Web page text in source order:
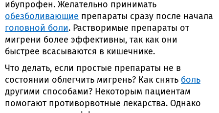
ибупрофен. Желательно принимать
обезболивающие препараты сразу после начала
головной боли. Растворимые препараты от
мигрени более эффективны, так как они
быстрее всасываются в кишечнике.
Что делать, если простые препараты не в
состоянии облегчить мигрень? Как снять боль
другими способами? Некоторым пациентам
помогают противорвотные лекарства. Однако